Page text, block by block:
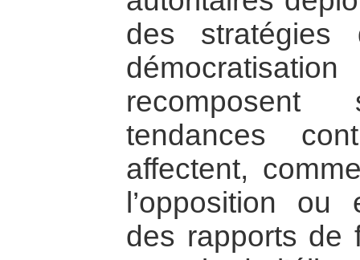
des
tendances
affectent,
l’opposition
des rapports de